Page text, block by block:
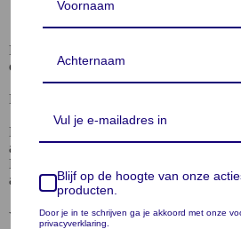
make-up spiegels met verlichting
Met deze producten kun je je bureau
comfortabel werken.
Ergonomisch werken met een laptop
Een laptop standaard
accessoires voor mensen die regelmatig
Door je laptop iets hoger te plaatsen kun
aannemen en nekklachten voorkomen.
Voordelen van een laptop standaard:
Blijf op de hoogte van onze
producten.
Door je in te schrijven ga je akkoord met onze
privacyverklaring.